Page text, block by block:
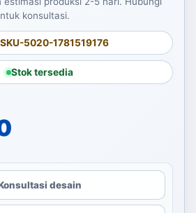
konsultasi.
5020-1781519176
Stok tersedia
desain